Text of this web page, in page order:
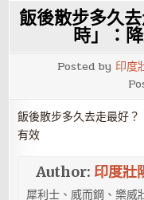
飯後散步多久
時」：
Posted by 印度
飯後散步多久去走最好
有效
Author: 印度壯
犀利士、威而鋼、樂威